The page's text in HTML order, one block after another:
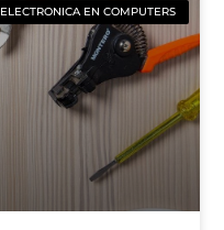
ELECTRONICA EN COMPUTERS